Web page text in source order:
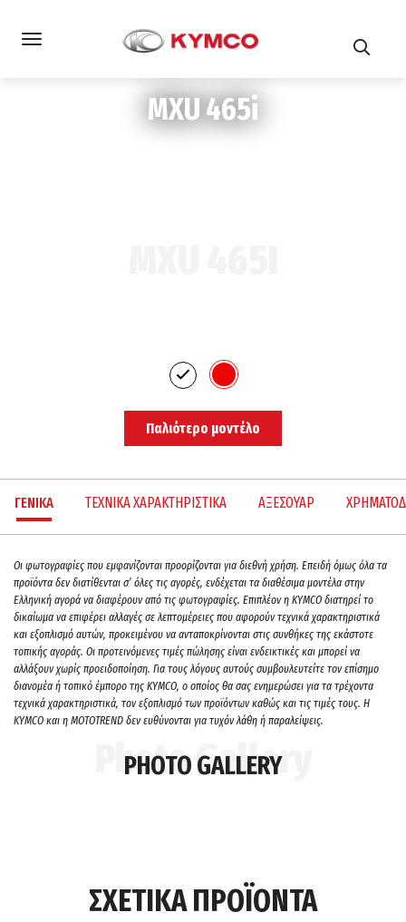
MXU 465i
Παλιότερο μοντέλο
ΓΕΝΙΚΑ ΤΕΧΝΙΚΑ ΧΑΡΑΚΤΗΡΙΣΤΙΚΑ ΑΞΕΣΟΥΑΡ
Oι φωτογραφίες που εμφανίζονται προορίζονται για διεθνή χρήση. Επειδή όμως όλα τα
προϊόντα δεν διατίθενται σ’ όλες τις αγορές, ενδέχεται τα διαθέσιμα μοντέλα στην
Ελληνική αγορά να διαφέρουν από τις φωτογραφίες. Επιπλέον η KYMCO διατηρεί το
δικαίωμα να επιφέρει αλλαγές σε λεπτομέρειες που αφορούν τεχνικά χαρακτηριστικά
και εξοπλισμό αυτών, προκειμένου να ανταποκρίνονται στις συνθήκες της εκάστοτε
τοπικής αγοράς. Οι προτεινόμενες τιμές πώλησης είναι ενδεικτικές και μπορεί να
αλλάξουν χωρίς προειδοποίηση. Για τους λόγους αυτούς συμβουλευτείτε τον επίσημο
διανομέα ή τοπικό έμπορο της ΚΥΜCO, ο οποίος θα σας ενημερώσει για τα τρέχοντα
τεχνικά χαρακτηριστικά, τον εξοπλισμό των προϊόντων καθώς και τις τιμές τους. H
KYMCO και η MOTOTREND δεν ευθύνονται για τυχόν λάθη ή παραλείψεις.
PHOTO GALLERY
ΣΧΕΤΙΚΑ ΠΡΟΪΟΝΤΑ